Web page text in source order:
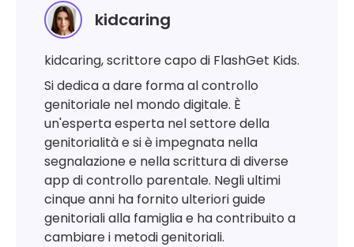
kidcaring
kidcaring, scrittore capo di FlashGet Kids.
Si dedica a dare forma al controllo
genitoriale nel mondo digitale. È
un'esperta esperta nel settore della
genitorialità e si è impegnata nella
segnalazione e nella scrittura di diverse
app di controllo parentale. Negli ultimi
cinque anni ha fornito ulteriori guide
genitoriali alla famiglia e ha contribuito a
cambiare i metodi genitoriali.